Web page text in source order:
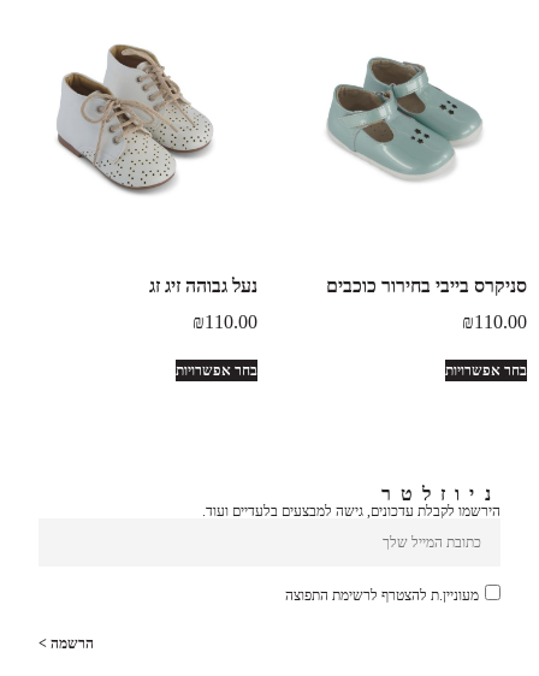
סניקרס בייבי בחירור כוכבים
₪110.00
בחר אפשרויות
נעל גבוהה זיג זג
₪110.00
בחר אפשרויות
ניוזלטר
הירשמו לקבלת עדכונים, גישה למבצעים בלעדיים ועוד.
מעוניין.ת להצטרף לרשימת התפוצה
הרשמה >